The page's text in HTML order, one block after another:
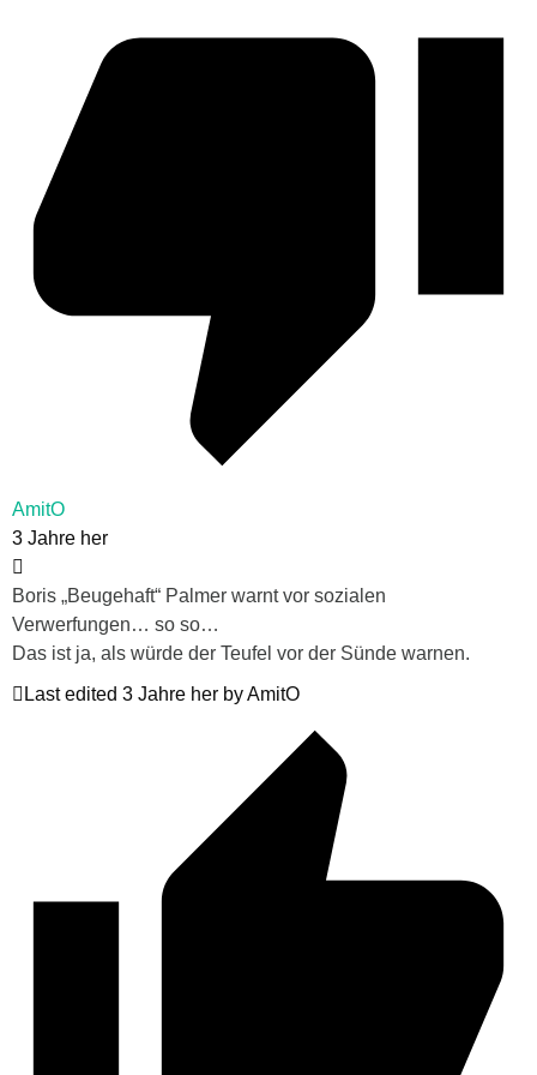
AmitO
3 Jahre her
Boris „Beugehaft“ Palmer warnt vor sozialen
Verwerfungen… so so…
Das ist ja, als würde der Teufel vor der Sünde warnen.
Last edited 3 Jahre her by AmitO